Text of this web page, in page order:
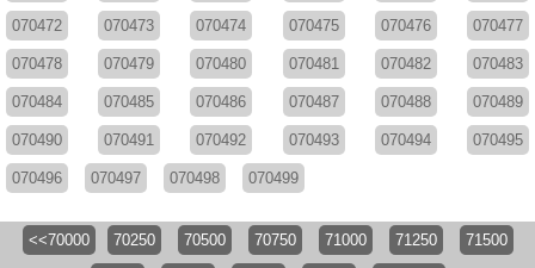
070472 070473 070474 070475 070476 070477
070478 070479 070480 070481 070482 070483
070484 070485 070486 070487 070488 070489
070490 070491 070492 070493 070494 070495
070496 070497 070498 070499
<<70000 70250 70500 70750 71000 71250 71500